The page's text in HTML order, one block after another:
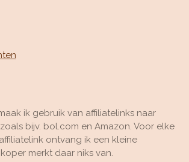
ik gebruik van affiliatelinks naar
bijv. bol.com en Amazon. Voor elke
ontvang ik een kleine
merkt daar niks van.